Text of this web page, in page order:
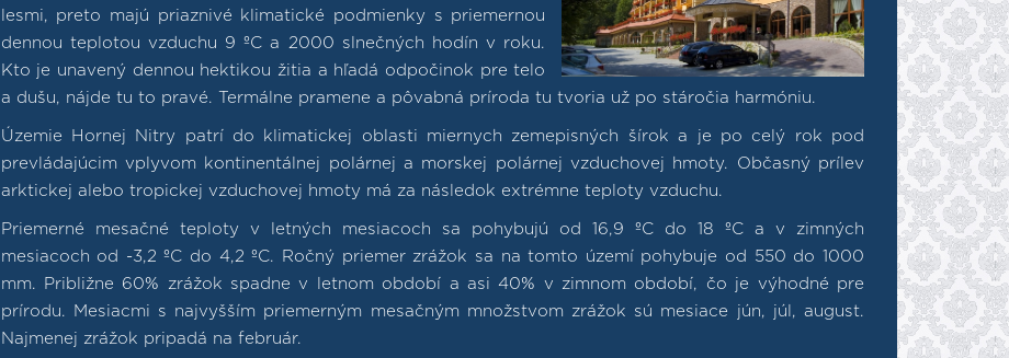
lesmi, preto majú priaznivé klimatické podmienky s priemernou
dennou teplotou vzduchu 9 ºC a 2000 slnečných hodín v roku.
Kto je unavený dennou hektikou žitia a hľadá odpočinok pre telo
a dušu, nájde tu to pravé. Termálne pramene a pôvabná príroda tu tvoria už po stáročia harmóniu.
Územie Hornej Nitry patrí do klimatickej oblasti miernych zemepisných šírok a je po celý rok pod
prevládajúcim vplyvom kontinentálnej polárnej a morskej polárnej vzduchovej hmoty. Občasný prílev
arktickej alebo tropickej vzduchovej hmoty má za následok extrémne teploty vzduchu.
Priemerné mesačné teploty v letných mesiacoch sa pohybujú od 16,9 ºC do 18 ºC a v zimných
mesiacoch od -3,2 ºC do 4,2 ºC. Ročný priemer zrážok sa na tomto území pohybuje od 550 do 1000
mm. Približne 60% zrážok spadne v letnom období a asi 40% v zimnom období, čo je výhodné pre
prírodu. Mesiacmi s najvyšším priemerným mesačným množstvom zrážok sú mesiace jún, júl, august.
Najmenej zrážok pripadá na február.